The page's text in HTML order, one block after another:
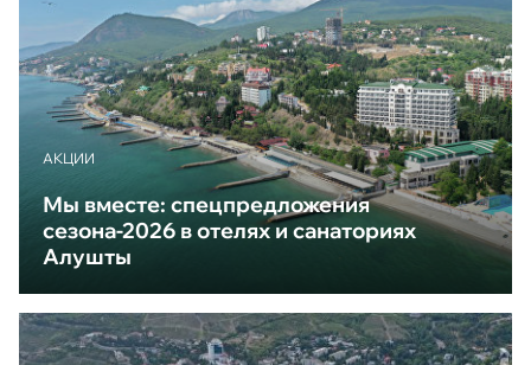
АКЦИИ
Мы вместе: спецпредложения
сезона-2026 в отелях и санаториях
Алушты